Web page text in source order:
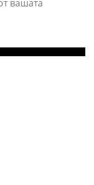
вашата